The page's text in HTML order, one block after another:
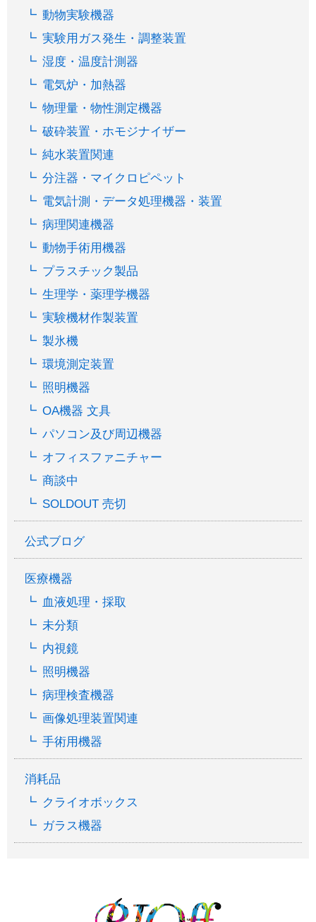
動物実験機器
実験用ガス発生・調整装置
湿度・温度計測器
電気炉・加熱器
物理量・物性測定機器
破砕装置・ホモジナイザー
純水装置関連
分注器・マイクロピペット
電気計測・データ処理機器・装置
病理関連機器
動物手術用機器
プラスチック製品
生理学・薬理学機器
実験機材作製装置
製氷機
環境測定装置
照明機器
OA機器 文具
パソコン及び周辺機器
オフィスファニチャー
商談中
SOLDOUT 売切
公式ブログ
医療機器
血液処理・採取
未分類
内視鏡
照明機器
病理検査機器
画像処理装置関連
手術用機器
消耗品
クライオボックス
ガラス機器